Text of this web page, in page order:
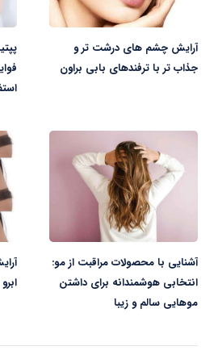
آرایش چشم های درشت تر و
جذاب تر با ترفندهای بابی براون
آشنایی با محصولات مراقبت از مو:
انتخابی هوشمندانه برای داشتن
موهایی سالم و زیبا
ابرو